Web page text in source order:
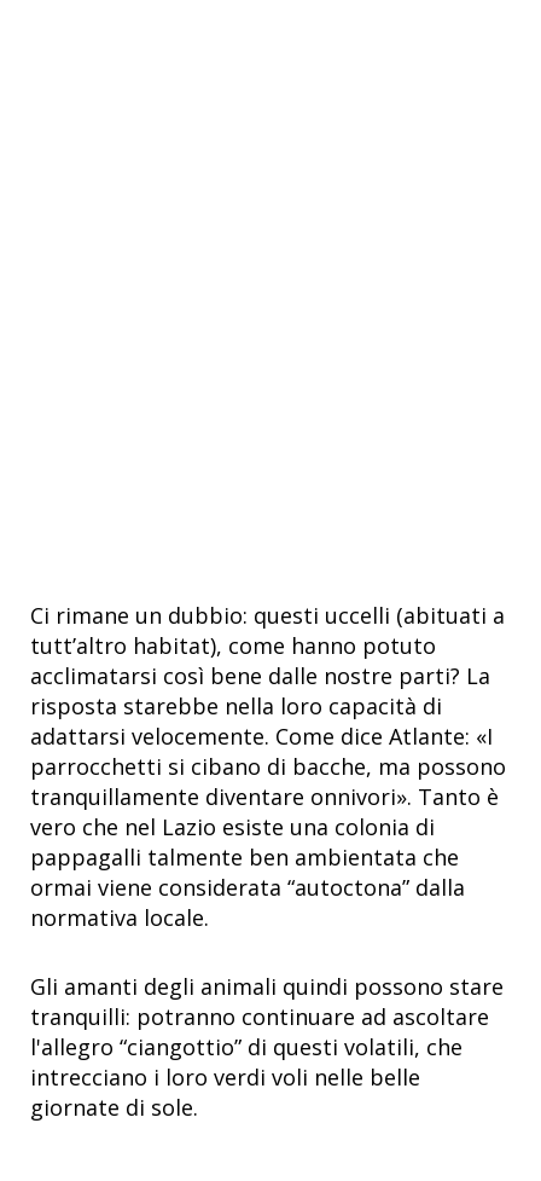
Ci rimane un dubbio: questi uccelli (abituati a
tutt’altro habitat), come hanno potuto
acclimatarsi così bene dalle nostre parti? La
risposta starebbe nella loro capacità di
adattarsi velocemente. Come dice Atlante: «I
parrocchetti si cibano di bacche, ma possono
tranquillamente diventare onnivori». Tanto è
vero che nel Lazio esiste una colonia di
pappagalli talmente ben ambientata che
ormai viene considerata “autoctona” dalla
normativa locale.
Gli amanti degli animali quindi possono stare
tranquilli: potranno continuare ad ascoltare
l'allegro “ciangottio” di questi volatili, che
intrecciano i loro verdi voli nelle belle
giornate di sole.